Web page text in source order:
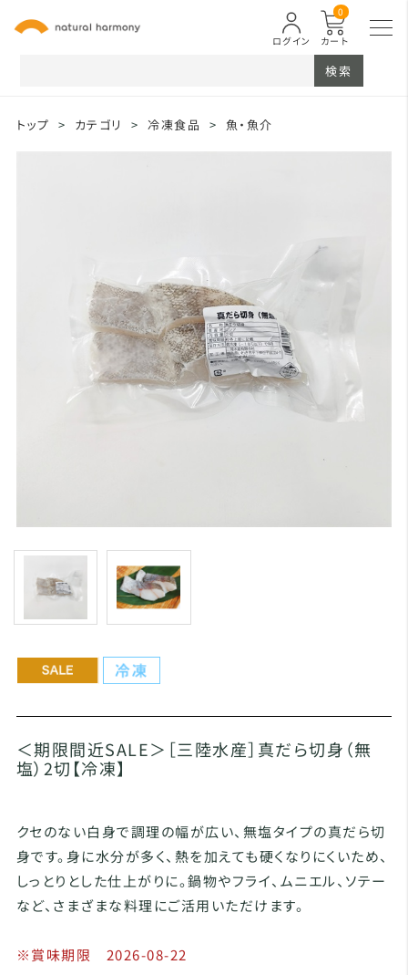
カート
0
ログイン
検索
トップ > カテゴリ > 冷凍食品 > 魚・魚介
＜期限間近SALE＞［三陸水産］真だら切身（無
塩）2切【冷凍】
クセのない白身で調理の幅が広い、無塩タイプの真だら切
身です。身に水分が多く、熱を加えても硬くなりにくいため、
しっとりとした仕上がりに。鍋物やフライ、ムニエル、ソテー
など、さまざまな料理にご活用いただけます。
※賞味期限 2026-08-22